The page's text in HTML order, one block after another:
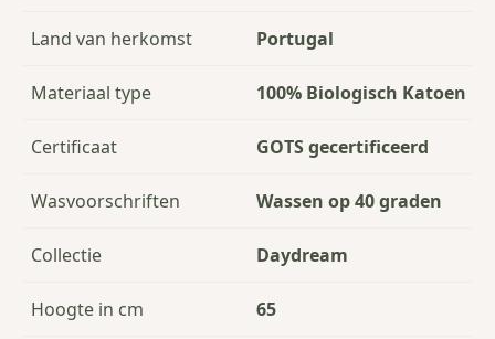
Land van herkomst Portugal
Materiaal type 100% Biologisch Katoen
Certificaat GOTS gecertificeerd
Wasvoorschriften Wassen op 40 graden
Collectie Daydream
Hoogte in cm 65